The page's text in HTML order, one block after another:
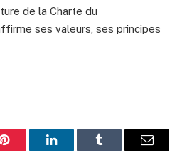
de la Charte du
ses valeurs, ses principes
Pinterest LinkedInTumblr Email